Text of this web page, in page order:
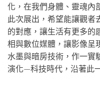
化，在我們身體、靈魂內
此次展出，希望能讓觀者
的對應，讓生活有更多的
相與數位媒體，讓影像呈
水墨與暗房技術，作一
演化—科技時代，沿著此